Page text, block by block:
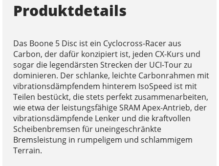
Produktdetails
Das Boone 5 Disc ist ein Cyclocross-Racer aus
Carbon, der dafür konzipiert ist, jeden CX-Kurs und
sogar die legendärsten Strecken der UCI-Tour zu
dominieren. Der schlanke, leichte Carbonrahmen mit
vibrationsdämpfendem hinterem IsoSpeed ist mit
Teilen bestückt, die stets perfekt zusammenarbeiten,
wie etwa der leistungsfähige SRAM Apex-Antrieb, der
vibrationsdämpfende Lenker und die kraftvollen
Scheibenbremsen für uneingeschränkte
Bremsleistung in rumpeligem und schlammigem
Terrain.